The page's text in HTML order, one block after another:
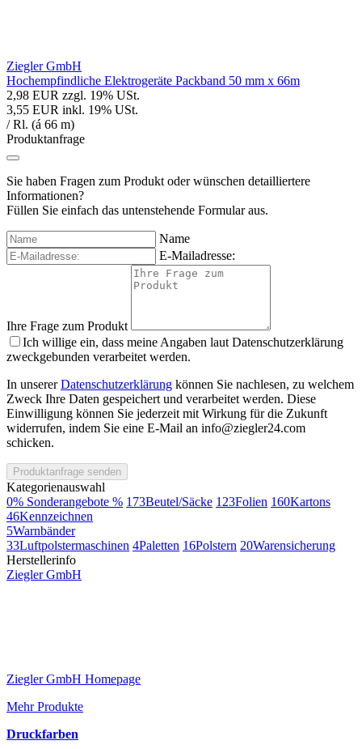
Ziegler GmbH
Hochempfindliche Elektrogeräte Packband 50 mm x 66m
2,98 EUR zzgl. 19% USt.
3,55 EUR inkl. 19% USt.
/ Rl. (á 66 m)
Produktanfrage
Sie haben Fragen zum Produkt oder wünschen detailliertere
Informationen?
Füllen Sie einfach das untenstehende Formular aus.
Name
E-Mailadresse:
Ihre Frage zum Produkt
Ich willige ein, dass meine Angaben laut Datenschutzerklärung
zweckgebunden verarbeitet werden.
In unsererDatenschutzerklärung können Sie nachlesen, zu welchem
Zweck Ihre Daten gespeichert und verarbeitet werden. Diese
Einwilligung können Sie jederzeit mit Wirkung für die Zukunft
widerrufen, indem Sie eine E-Mail an info@ziegler24.com
schicken.
Produktanfrage senden
Kategorienauswahl
0% Sonderangebote % 173Beutel/Säcke 123Folien 160Kartons
46Kennzeichnen
5Warnbänder
33Luftpolstermaschinen 4Paletten 16Polstern 20Warensicherung
Herstellerinfo
Ziegler GmbH
Ziegler GmbH Homepage
Mehr Produkte
Druckfarben